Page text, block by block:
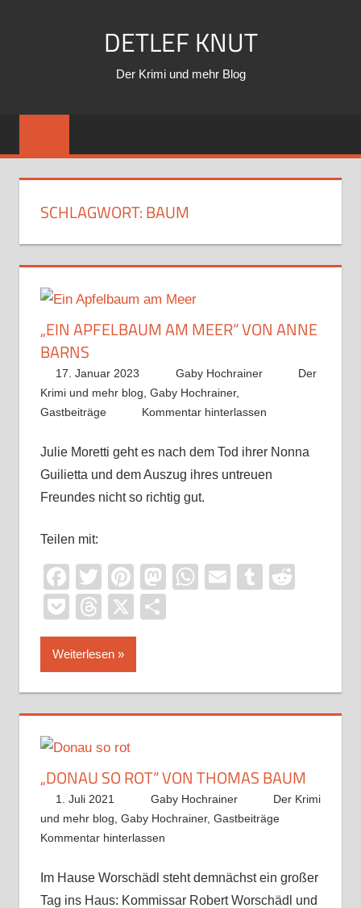
DETLEF KNUT
Der Krimi und mehr Blog
SCHLAGWORT:BAUM
„EIN APFELBAUM AM MEER“ VON ANNE
BARNS
17. Januar 2023 Gaby Hochrainer
Der
Krimi und mehr blog Gaby Hochrainer,
Gastbeiträge
Kommentar hinterlassen
Julie Moretti geht es nach dem Tod ihrer Nonna
Guilietta und dem Auszug ihres untreuen
Freundes nicht so richtig gut.
Teilen mit:
Facebook
TwitterPinterest
Mastodon
WhatsApp
EmailTumblr
PocketThreads
X
Weiterlesen
„DONAU SO ROT“ VON THOMAS BAUM
1. Juli 2021 Gaby Hochrainer
Der Krimi
und mehr blog Gaby Hochrainer, Gastbeiträge
Kommentar hinterlassen
Im Hause Worschädl steht demnächst ein großer
Tag ins Haus: Kommissar Robert Worschädl und